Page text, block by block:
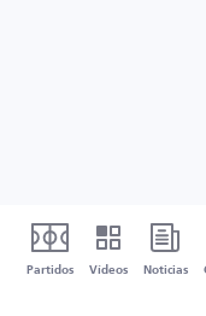
Partidos Vídeos Noticias